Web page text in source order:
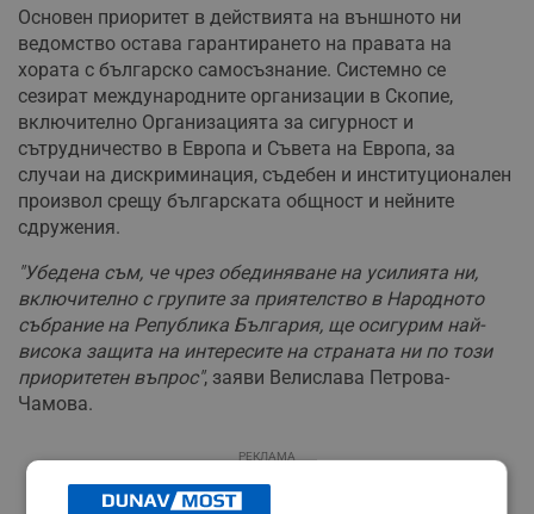
Основен приоритет в действията на външното ни
ведомство остава гарантирането на правата на
хората с българско самосъзнание. Системно се
сезират международните организации в Скопие,
включително Организацията за сигурност и
сътрудничество в Европа и Съвета на Европа, за
случаи на дискриминация, съдебен и институционален
произвол срещу българската общност и нейните
сдружения.
"Убедена съм, че чрез обединяване на усилията ни,
включително с групите за приятелство в Народното
събрание на Република България, ще осигурим най-
висока защита на интересите на страната ни по този
приоритетен въпрос", заяви Велислава Петрова-
Чамова.
РЕКЛАМА